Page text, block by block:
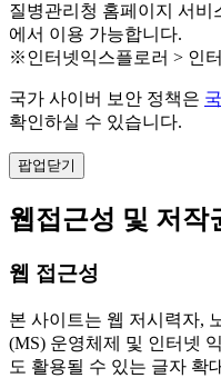
질병관리청 홈페이지 서
에서 이용 가능합니다.
※인터넷익스플로러 > 인
국가 사이버 보안 정책은
확인하실 수 있습니다.
팝업닫기
웹접근성 및 저작
웹 접근성
본 사이트는 웹 저시력자,
(MS) 운영체제 및 인터넷
도 활용될 수 있는 글자 확